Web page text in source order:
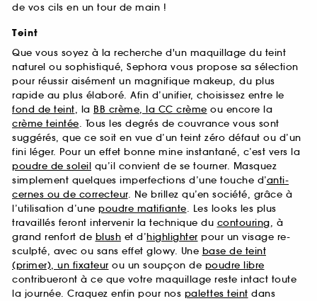
de vos cils en un tour de main !
Teint
Que vous soyez à la recherche d'un maquillage du teint
naturel ou sophistiqué, Sephora vous propose sa sélection
pour réussir aisément un magnifique makeup, du plus
rapide au plus élaboré. Afin d’unifier, choisissez entre le
fond de teint, la BB crème, la CC crème ou encore la
crème teintée. Tous les degrés de couvrance vous sont
suggérés, que ce soit en vue d’un teint zéro défaut ou d’un
fini léger. Pour un effet bonne mine instantané, c’est vers la
poudre de soleil qu’il convient de se tourner. Masquez
simplement quelques imperfections d’une touche d’anti-
cernes ou de correcteur. Ne brillez qu’en société, grâce à
l’utilisation d’une poudre matifiante. Les looks les plus
travaillés feront intervenir la technique du contouring, à
grand renfort de blush et d’highlighter pour un visage re-
sculpté, avec ou sans effet glowy. Une base de teint
(primer), un fixateur ou un soupçon de poudre libre
contribueront à ce que votre maquillage reste intact toute
la journée. Craquez enfin pour nos palettes teint dans